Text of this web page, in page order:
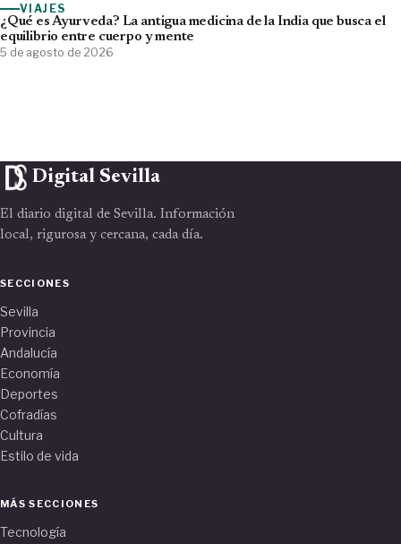
VIAJES
¿Qué es Ayurveda? La antigua medicina de la India que busca el
equilibrio entre cuerpo y mente
5 de agosto de 2026
Digital Sevilla
El diario digital de Sevilla. Información
local, rigurosa y cercana, cada día.
SECCIONES
Sevilla
Provincia
Andalucía
Economía
Deportes
Cofradías
Cultura
Estilo de vida
MÁS SECCIONES
Tecnología